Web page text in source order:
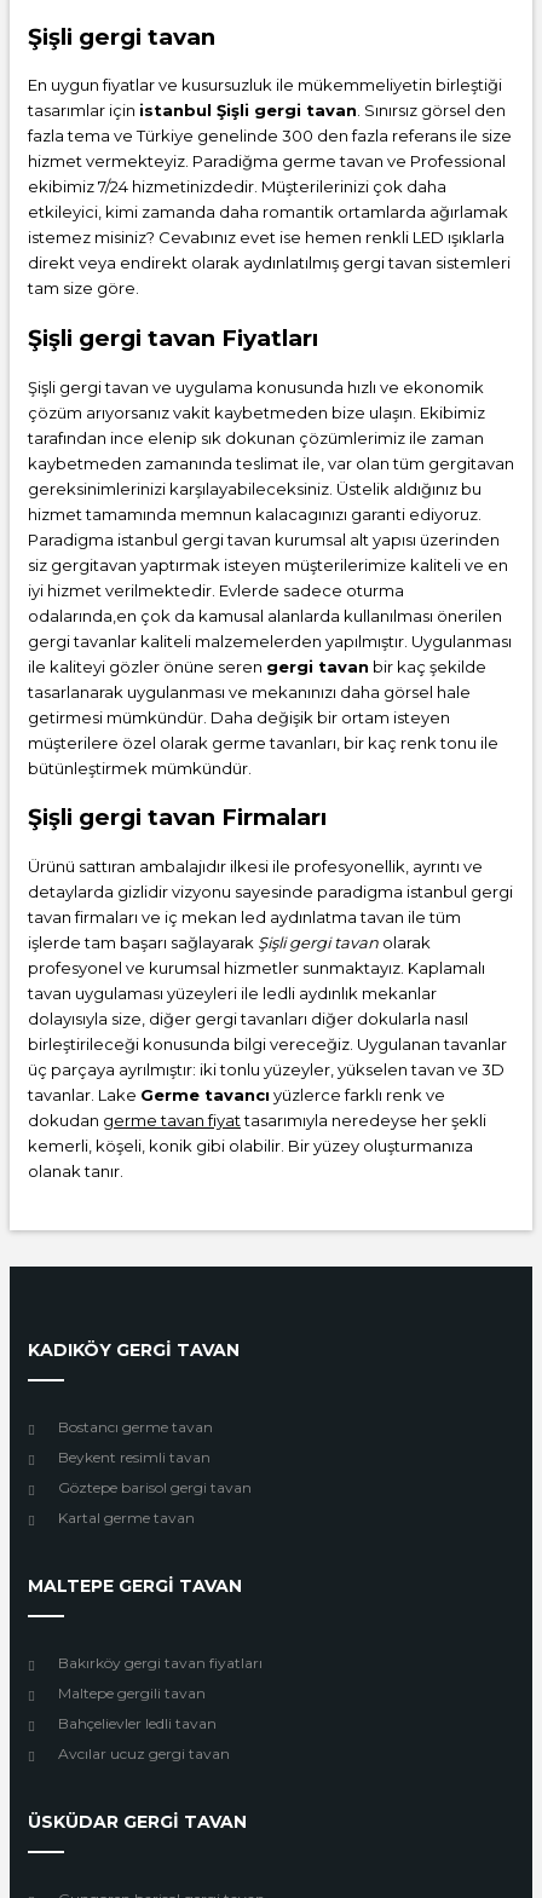
Şişli gergi tavan
En uygun fiyatlar ve kusursuzluk ile mükemmeliyetin birleştiği
tasarımlar için istanbul Şişli gergi tavan. Sınırsız görsel den
fazla tema ve Türkiye genelinde 300 den fazla referans ile size
hizmet vermekteyiz. Paradiğma germe tavan ve Professional
ekibimiz 7/24 hizmetinizdedir. Müşterilerinizi çok daha
etkileyici, kimi zamanda daha romantik ortamlarda ağırlamak
istemez misiniz? Cevabınız evet ise hemen renkli LED ışıklarla
direkt veya endirekt olarak aydınlatılmış gergi tavan sistemleri
tam size göre.
Şişli gergi tavan Fiyatları
Şişli gergi tavan ve uygulama konusunda hızlı ve ekonomik
çözüm arıyorsanız vakit kaybetmeden bize ulaşın. Ekibimiz
tarafından ince elenip sık dokunan çözümlerimiz ile zaman
kaybetmeden zamanında teslimat ile, var olan tüm gergitavan
gereksinimlerinizi karşılayabileceksiniz. Üstelik aldığınız bu
hizmet tamamında memnun kalacagınızı garanti ediyoruz.
Paradigma istanbul gergi tavan kurumsal alt yapısı üzerinden
siz gergitavan yaptırmak isteyen müşterilerimize kaliteli ve en
iyi hizmet verilmektedir. Evlerde sadece oturma
odalarında,en çok da kamusal alanlarda kullanılması önerilen
gergi tavanlar kaliteli malzemelerden yapılmıştır. Uygulanması
ile kaliteyi gözler önüne seren gergi tavan bir kaç şekilde
tasarlanarak uygulanması ve mekanınızı daha görsel hale
getirmesi mümkündür. Daha değişik bir ortam isteyen
müşterilere özel olarak germe tavanları, bir kaç renk tonu ile
bütünleştirmek mümkündür.
Şişli gergi tavan Firmaları
Ürünü sattıran ambalajıdır ilkesi ile profesyonellik, ayrıntı ve
detaylarda gizlidir vizyonu sayesinde paradigma istanbul gergi
tavan firmaları ve iç mekan led aydınlatma tavan ile tüm
işlerde tam başarı sağlayarak Şişli gergi tavan olarak
profesyonel ve kurumsal hizmetler sunmaktayız. Kaplamalı
tavan uygulaması yüzeyleri ile ledli aydınlık mekanlar
dolayısıyla size, diğer gergi tavanları diğer dokularla nasıl
birleştirileceği konusunda bilgi vereceğiz. Uygulanan tavanlar
üç parçaya ayrılmıştır: iki tonlu yüzeyler, yükselen tavan ve 3D
tavanlar. Lake Germe tavancı yüzlerce farklı renk ve
dokudan germe tavan fiyattasarımıyla neredeyse her şekli
kemerli, köşeli, konik gibi olabilir. Bir yüzey oluşturmanıza
olanak tanır.
KADIKÖY GERGİ TAVAN
Bostancı germe tavan
Beykent resimli tavan
Göztepe barisol gergi tavan
Kartal germe tavan
MALTEPE GERGİ TAVAN
Bakırköy gergi tavan fiyatları
Maltepe gergili tavan
Bahçelievler ledli tavan
Avcılar ucuz gergi tavan
ÜSKÜDAR GERGİ TAVAN